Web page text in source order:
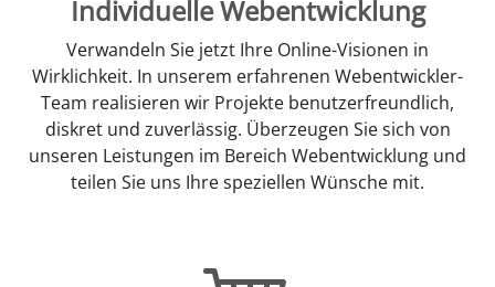
Individuelle Webentwicklung
Verwandeln Sie jetzt Ihre Online-Visionen in
Wirklichkeit. In unserem erfahrenen Webentwickler-
Team realisieren wir Projekte benutzerfreundlich,
diskret und zuverlässig. Überzeugen Sie sich von
unseren Leistungen im Bereich Webentwicklung und
teilen Sie uns Ihre speziellen Wünsche mit.